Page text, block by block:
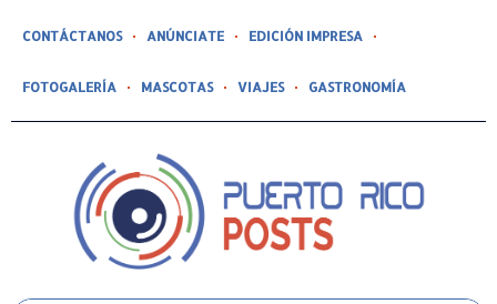
CONTÁCTANOS ANÚNCIATE EDICIÓN IMPRESA
FOTOGALERÍA MASCOTAS VIAJES GASTRONOMÍA